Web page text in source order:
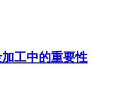
工中的重要性